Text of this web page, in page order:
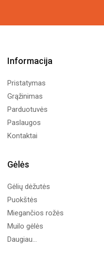
Informacija
Pristatymas
Grąžinimas
Parduotuvės
Paslaugos
Kontaktai
Gėlės
Gėlių dėžutės
Puokštės
Miegančios rožės
Muilo gėlės
Daugiau...